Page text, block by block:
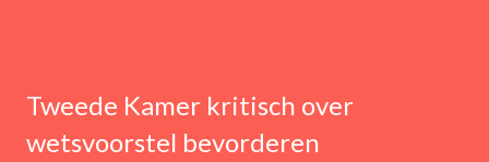
Tweede Kamer kritisch over
wetsvoorstel bevorderen